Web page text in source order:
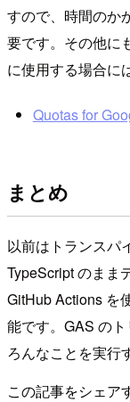
すので、時間のか
要です。その他に
に使用する場合に
Quotas for
まとめ
以前はトランスパ
TypeScript のまま
GitHub Actions を
能です。GAS の
ろんなことを実行
この記事をシェア